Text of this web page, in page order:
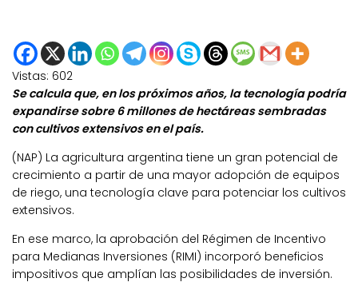
Vistas: 602
Se calcula que, en los próximos años, la tecnología podría
expandirse sobre 6 millones de hectáreas sembradas
con cultivos extensivos en el país.
(NAP) La agricultura argentina tiene un gran potencial de
crecimiento a partir de una mayor adopción de equipos
de riego, una tecnología clave para potenciar los cultivos
extensivos.
En ese marco, la aprobación del Régimen de Incentivo
para Medianas Inversiones (RIMI) incorporó beneficios
impositivos que amplían las posibilidades de inversión.